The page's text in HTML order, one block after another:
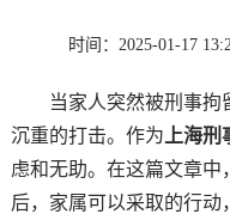
时间：2025-01-17
当家人突然被刑事拘
沉重的打击。作为 上海
虑和无助。在这篇文章中
后，家属可以采取的行动